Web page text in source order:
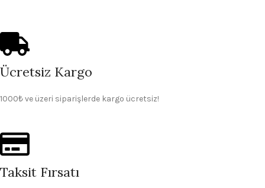
Ücretsiz Kargo
1000₺ ve üzeri siparişlerde kargo ücretsiz!
Taksit Fırsatı